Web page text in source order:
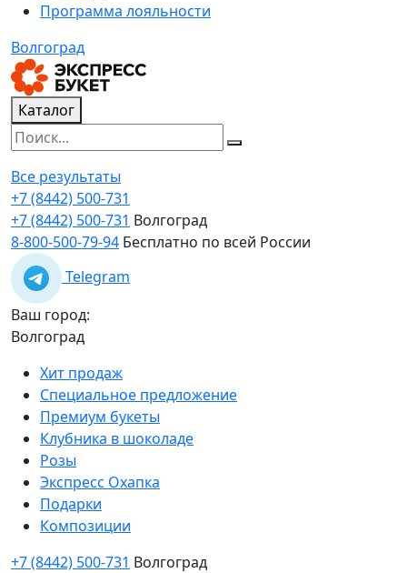
Программа лояльности
Волгоград
Каталог
Все результаты
+7 (8442) 500-731
+7 (8442) 500-731 Волгоград
8-800-500-79-94 Бесплатно по всей России
Telegram
Ваш город:
Волгоград
Хит продаж
Специальное предложение
Премиум букеты
Клубника в шоколаде
Розы
Экспресс Охапка
Подарки
Композиции
+7 (8442) 500-731 Волгоград